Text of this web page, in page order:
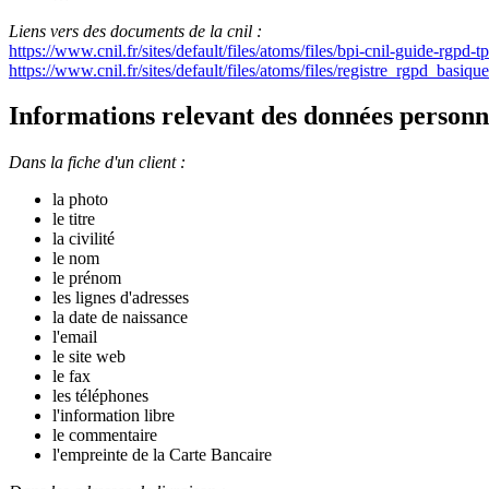
Liens vers des documents de la cnil :
https://www.cnil.fr/sites/default/files/atoms/files/bpi-cnil-guide-rgpd-
https://www.cnil.fr/sites/default/files/atoms/files/
Informations relevant des données
Dans la fiche d'un client :
la photo
le titre
la civilité
le nom
le prénom
les lignes d'adresses
la date de naissance
l'email
le site web
le fax
les téléphones
l'information libre
le commentaire
l'empreinte de la Carte Bancaire